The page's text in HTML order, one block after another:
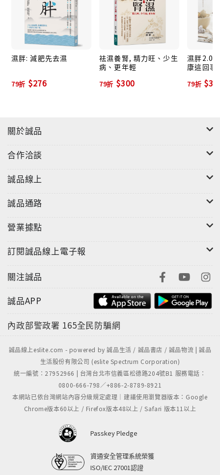
得到療效。 當總覺的疲憊不堪時，何妨自問: 疲勞的同
時，是上樓就喘？ 疲勞的同時，是頻繁感冒？ 疲勞的同
時，是腰在空空地疼？ 疲勞最容易出現在炎熱的夏天之
後？ 常疲勞的你，是胖子？ 天氣再嚴寒，是不肯多穿
衣、是怕遮掩身材的女孩？
濕胖: 減肥先去濕
79折 $276
祛濕養腎, 精力旺、少生
病、更年輕
79折 $300
濕胖2.0:
康這回事
聚焦濕胖
79折
關於誠品
合作洽談
誠品線上
誠品通路
營業據點
訂閱誠品線上電子報
關注誠品
誠品APP
內政部警政署 165全民防騙網
誠品線上eslite.com - powered by 誠品生活 / 誠品書店 / 誠品物流 | 誠品
生活股份有限公司 (eslite Spectrum Corporation)
統一編號：27952966 | 台灣台北市信義區松德路204號B1 服務電話：
0800-666-798／+886-2-8789-8921
本網站已依台灣網站內容分級規定處理｜建議使用瀏覽器版本：Google
Chrome版本60以上 / Firefox版本48以上 / Safari 版本11以上
Passkey Pledge
資通安全管理系統榮獲
ISO/IEC 27001認證